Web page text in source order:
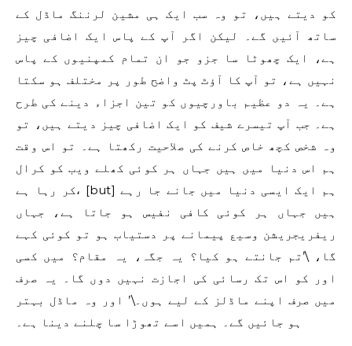
کو دیتے ہیں، تو وہ سب ایک ہی مشین لرننگ ماڈل کے
ساتھ آئیں گے۔ لیکن اگر آپ کے پاس ایک اضافی چیز
ہے، ایک چھوٹا سا جزو جو ان تمام کمپنیوں کے پاس
نہیں ہے، تو آپ کا آؤٹ پٹ واضح طور پر مختلف ہو سکتا
ہے۔ یہ دو عظیم باورچیوں کو تین اجزاء دینے کی طرح
ہے۔ جب آپ تیسرے شیف کو ایک اضافی چیز دیتے ہیں، تو
وہ شخص کچھ خاص کرنے کی صلاحیت رکھتا ہے۔ تو اس وقت
ہم اس دنیا میں ہیں جہاں ہر کوئی کھلے ویب کو کرال
کر رہا ہے، [but] ہم ایک ایسی دنیا میں جانے جا رہے
ہیں جہاں ہر کوئی کافی نفیس ہو جاتا ہے، جہاں
ریفریجریشن وسیع پیمانے پر دستیاب ہو تو کوئی کہے
گا، \’تم جانتے ہو کیا؟ یہ جگہ، یہ مقام؟ میں کسی
اور کو اس تک رسائی کی اجازت نہیں دوں گا۔ یہ صرف
میں صرف اپنے ماڈلز کے لیے ہوں۔\’ اور وہ ماڈل بہتر
ہو جائیں گے۔ ہمیں اسے تھوڑا سا چلنے دینا ہے۔